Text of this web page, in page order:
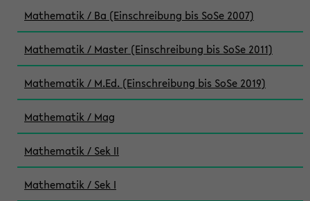
Mathematik / Ba (Einschreibung bis SoSe 2007)
Mathematik / Master (Einschreibung bis SoSe 2011)
Mathematik / M.Ed. (Einschreibung bis SoSe 2019)
Mathematik / Mag
Mathematik / Sek II
Mathematik / Sek I